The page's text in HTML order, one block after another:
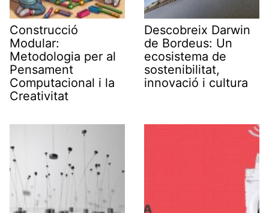
Construcció
Modular:
Metodologia per al
Pensament
Computacional i la
Creativitat
Descobreix Darwin
de Bordeus: Un
ecosistema de
sostenibilitat,
innovació i cultura